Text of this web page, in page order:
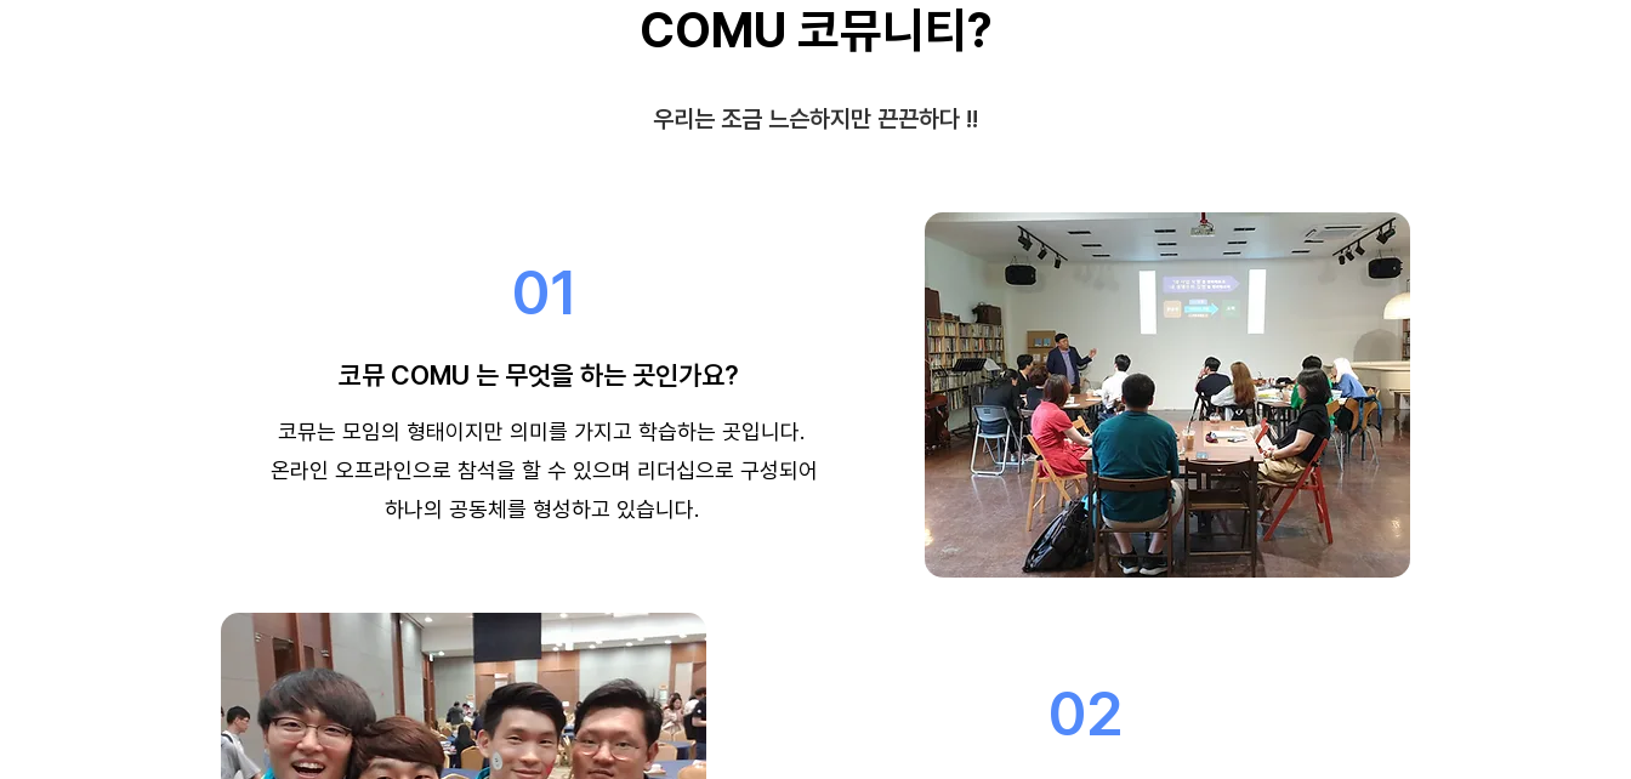
COMU 코뮤니티?
우리는 조금 느슨하지만 끈끈하다 !!
01
코뮤 COMU 는 무엇을 하는 곳인가요?
코뮤는 모임의 형태이지만 의미를 가지고 학습하는 곳입니다.
온라인 오프라인으로 참석을 할 수 있으며 리더십으로 구성되어
하나의 공동체를 형성하고 있습니다.
02